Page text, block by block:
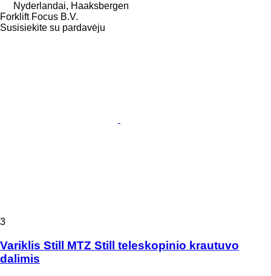
Nyderlandai, Haaksbergen
Forklift Focus B.V.
Susisiekite su pardavėju
3
Variklis Still MTZ Still teleskopinio krautuvo
dalimis